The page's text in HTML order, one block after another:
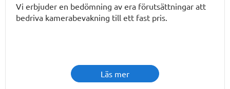
Vi erbjuder en bedömning av era förutsättningar att
bedriva kamerabevakning till ett fast pris.
Läs mer